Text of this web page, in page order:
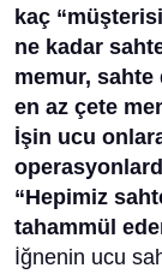
kaç
ne kadar
memur, sahte
en az çete
İşin ucu
“Hepimiz
tahammül
İğnenin ucu